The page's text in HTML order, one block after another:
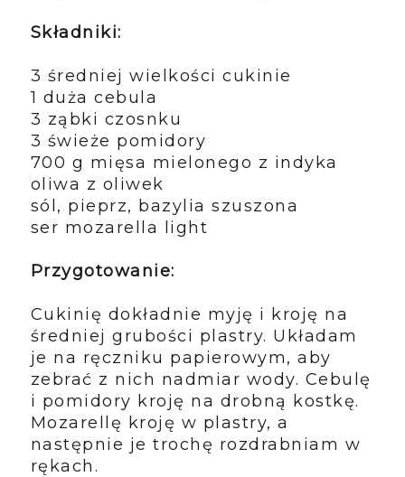
Składniki:
3 średniej wielkości cukinie
1 duża cebula
3 ząbki czosnku
3 świeże pomidory
700 g mięsa mielonego z indyka
oliwa z oliwek
sól, pieprz, bazylia szuszona
ser mozarella light
Przygotowanie:
Cukinię dokładnie myję i kroję na
średniej grubości plastry. Układam
je na ręczniku papierowym, aby
zebrać z nich nadmiar wody. Cebulę
i pomidory kroję na drobną kostkę.
Mozarellę kroję w plastry, a
następnie je trochę rozdrabniam w
rękach.